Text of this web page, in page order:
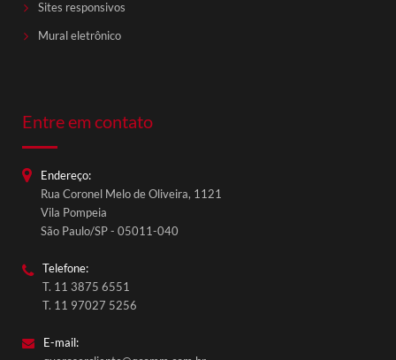
Sites responsivos
Mural eletrônico
QComm Comunicação
Fale conosco
Entre em contato
Endereço:
Rua Coronel Melo de Oliveira, 1121
Vila Pompeia
São Paulo/SP - 05011-040
Telefone:
T. 11 3875 6551
T. 11 97027 5256
E-mail: